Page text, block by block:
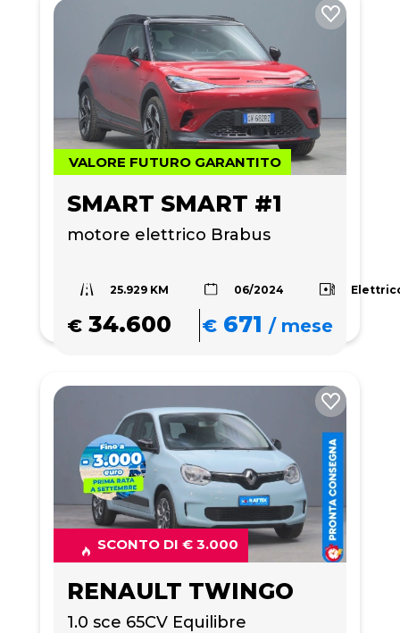
VALORE FUTURO GARANTITO
SMART SMART #1
motore elettrico Brabus
25.929 KM 06/2024
€ 34.600 € 671 /mese
SCONTO DI € 3.000
RENAULT TWINGO
1.0 sce 65CV Equilibre